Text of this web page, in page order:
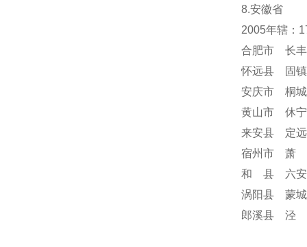
8.安徽省
2005年辖：
合肥市 长
怀远县 固
安庆市 桐
黄山市 休
来安县 定
宿州市 萧
和 县 六
涡阳县 蒙
郎溪县 泾